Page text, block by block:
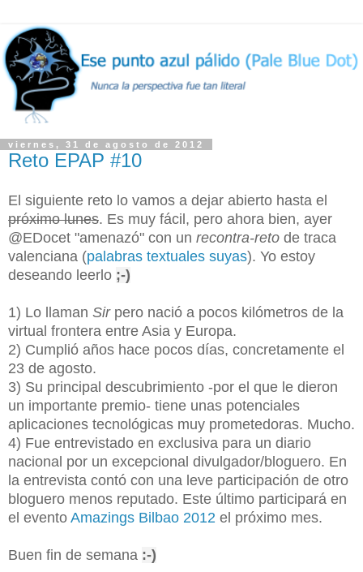
viernes, 31 de agosto de 2012
Reto EPAP #10
El siguiente reto lo vamos a dejar abierto hasta el
próximo lunes. Es muy fácil, pero ahora bien, ayer
@EDocet "amenazó" con un recontra-reto de traca
valenciana (palabras textuales suyas). Yo estoy
deseando leerlo ;-)
1) Lo llaman Sir pero nació a pocos kilómetros de la
virtual frontera entre Asia y Europa.
2) Cumplió años hace pocos días, concretamente el
23 de agosto.
3) Su principal descubrimiento -por el que le dieron
un importante premio- tiene unas potenciales
aplicaciones tecnológicas muy prometedoras. Mucho.
4) Fue entrevistado en exclusiva para un diario
nacional por un excepcional divulgador/bloguero. En
la entrevista contó con una leve participación de otro
bloguero menos reputado. Este último participará en
el evento Amazings Bilbao 2012 el próximo mes.
Buen fin de semana :-)